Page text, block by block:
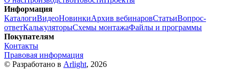
Информация
КаталогиВидеоНовинкиАрхив вебинаровСтатьиВопрос-
ответКалькуляторыСхемы монтажаФайлы и программы
Покупателям
Контакты
Правовая информация
© Разработано в Arlight, 2026